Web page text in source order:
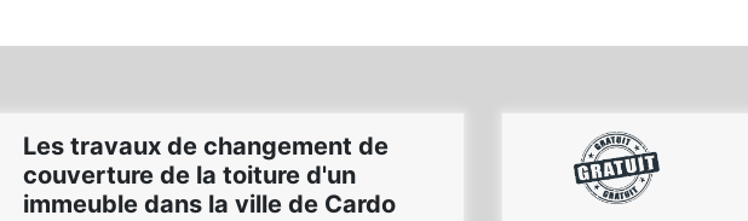
Les travaux de changement de
couverture de la toiture d'un
immeuble dans la ville de Cardo